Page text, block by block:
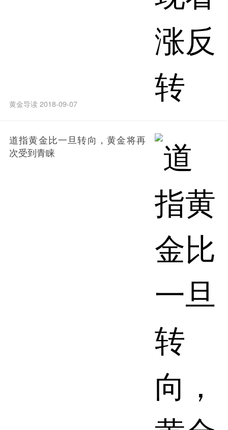
黄金导读 2018-09-07
道指黄金比一旦转向，黄金将再
次受到青睐